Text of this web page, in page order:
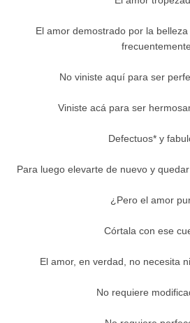
El amor demostrado por la
frecuentemente
No viniste aquí para ser
Viniste acá para ser
Defectuos* y
Para luego elevarte de nuevo y
¿Pero el amor
Córtala con ese
El amor, en verdad, no necesita
No requiere